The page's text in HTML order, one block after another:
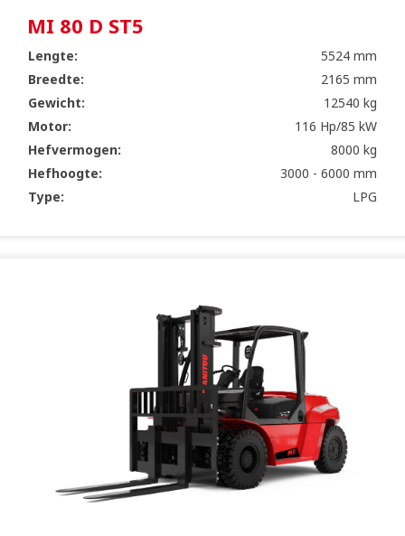
MI 80 D ST5
Lengte:
5524 mm
Breedte:
2165 mm
Gewicht:
12540 kg
Motor:
116 Hp/85 kW
Hefvermogen:
8000 kg
Hefhoogte:
3000 - 6000 mm
Type:
LPG